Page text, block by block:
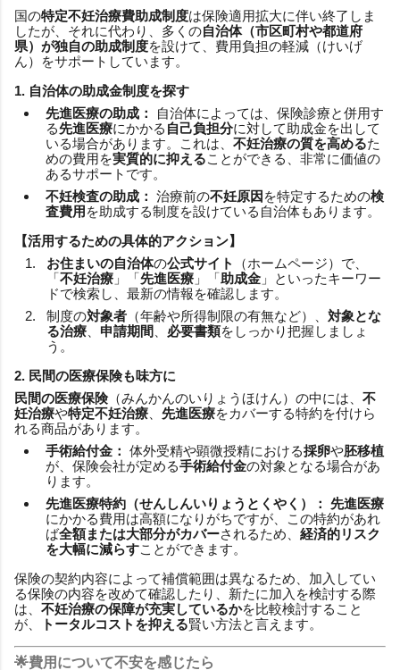
国の特定不妊治療費助成制度は保険適用拡大に伴い終了しま
したが、それに代わり、多くの自治体（市区町村や都道府
県） が独自の助成制度を設けて、費用負担の軽減（けいげ
ん）をサポートしています。
1. 自治体の助成金制度を探す
先進医療の助成：
自治体によっては、保険診療と併用す
る先進医療にかかる 自己負担分に対して助成金を出して
いる場合があります。これは、 不妊治療の質を高めるた
めの費用を実質的に抑えることができる、非常に価値の
あるサポートです。
不妊検査の助成： 治療前の不妊原因 を特定するための検
査費用 を助成する制度を設けている自治体もあります。
【活用するための具体的アクション】
お住まいの自治体の公式サイト
（ホームページ）で、
「不妊治療 」「先進医療 」「助成金 」といったキーワー
ドで検索し、最新の情報を確認します。
制度の対象者 （年齢や所得制限の有無など）、 対象とな
る治療
申請期間 必要書類をしっかり把握しましょ
う。
2. 民間の医療保険も味方に
民間の医療保険（みんかんのいりょうほけん）の中には、 不
妊治療や特定不妊治療 先進医療をカバーする特約を付けら
れる商品があります。
手術給付金： 体外受精や顕微授精における採卵や胚移植
が、保険会社が定める手術給付金の対象となる場合があ
ります。
先進医療特約（せんしんいりょうとくやく）： 先進医療
にかかる費用は高額になりがちですが、この特約があれ
ば全額または大部分がカバーされるため、 経済的リスク
を大幅に減らすことができます。
保険の契約内容によって補償範囲は異なるため、加入してい
る保険の内容を改めて確認したり、新たに加入を検討する際
は、 不妊治療の保障が充実しているかを比較検討すること
が、
トータルコストを抑える賢い方法と言えます。
🌟費用について不安を感じたら